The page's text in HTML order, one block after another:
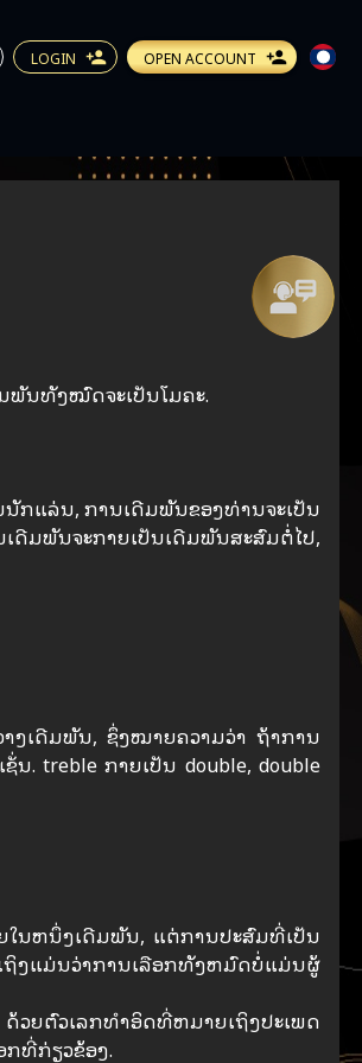
LOGIN OPEN ACCOUNT
ພັນທັງໝົດຈະເປັນໂມຄະ.
ກແລ່ນ, ການເດີມພັນຂອງທ່ານຈະເປັນ
ດີມພັນຈະກາຍເປັນເດີມພັນສະສົມຕໍ່ໄປ,
ງເດີມພັນ, ຊຶ່ງໝາຍຄວາມວ່າ ຖ້າການ
. treble ກາຍເປັນ double, double
ນຫນຶ່ງເດີມພັນ, ແຕ່ການປະສົມທີ່ເປັນ
ຖິງແມ່ນວ່າການເລືອກທັງຫມົດບໍ່ແມ່ນຜູ້
ວຍຕົວເລກທໍາອິດທີ່ຫມາຍເຖິງປະເພດ
ທີ່ກ່ຽວຂ້ອງ.